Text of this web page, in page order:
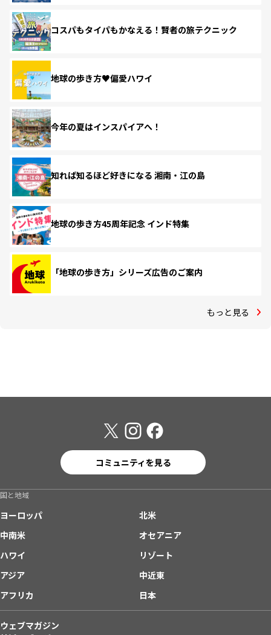
コスパもタイパもかなえる！賢者の旅テクニック
地球の歩き方♥偏愛ハワイ
今年の夏はインスパイアへ！
知れば知るほど好きになる 湘南・江の島
地球の歩き方45周年記念 インド特集
「地球の歩き方」シリーズ広告のご案内
もっと見る
コミュニティを見る
国と地域
ヨーロッパ
北米
中南米
オセアニア
ハワイ
リゾート
アジア
中近東
アフリカ
日本
ウェブマガジン